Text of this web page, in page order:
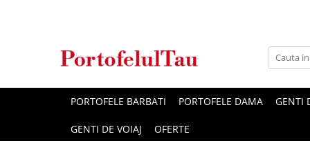
Clutch / Posete Plic
Rucsacuri Barbati
Curele Barbati
Cadouri pentru femei
Borsete DamaPORTOFELE BARBATI PORTOFELE DAMA GENTI
GENTI DE VOIAJ OFERTE